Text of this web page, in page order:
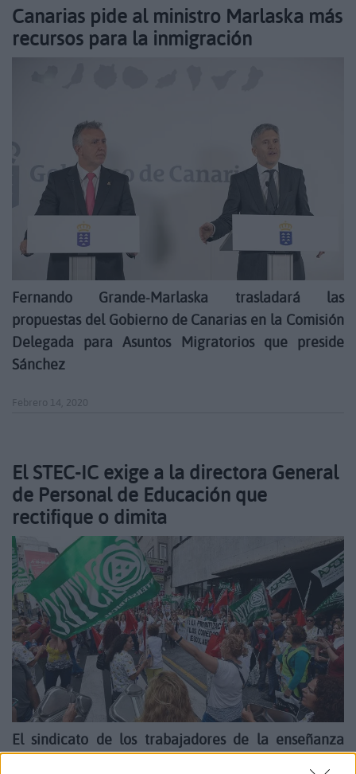
Canarias pide al ministro Marlaska más
recursos para la inmigración
Fernando Grande-Marlaska trasladará las
propuestas del Gobierno de Canarias en la Comisión
Delegada para Asuntos Migratorios que preside
Sánchez
Febrero 14, 2020
El STEC-IC exige a la directora General
de Personal de Educación que
rectifique o dimita
El sindicato de los trabajadores de la enseñanza